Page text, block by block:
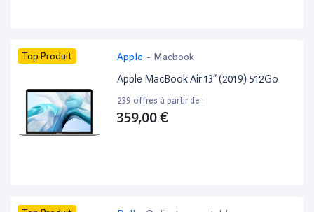
Top Produit Apple - Macbook
Apple MacBook Air 13” (2019) 512Go
239 offres à partir de :
359,00 €